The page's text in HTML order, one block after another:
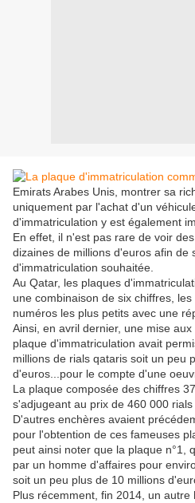
Emirats Arabes Unis, montrer sa
uniquement par l'achat d'un
d'immatriculation y est également
En effet, il n'est pas rare de voir
dizaines de millions d'euros afin de
d'immatriculation souhaitée.
Au Qatar, les plaques
une combinaison de six chiffres,
numéros les plus petits avec une
Ainsi, en avril dernier, une mise
plaque d'immatriculation avait
millions de rials qataris soit un peu
d'euros...pour le compte d'une
La plaque composée des chiffres
s'adjugeant au prix de 460 000
D'autres enchères avaient
pour l'obtention de ces fameuses
peut ainsi noter que la plaque n°1,
par un homme d'affaires pour
soit un peu plus de 10 millions
Plus récemment, fin 2014, un